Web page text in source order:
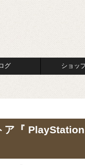
グ ショッ
『 PlayStation